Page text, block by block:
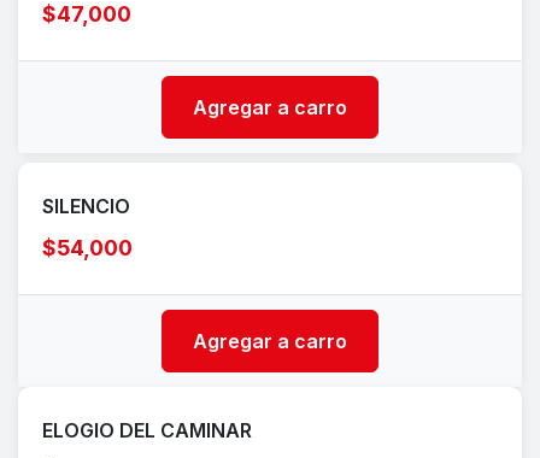
$47,000
Agregar a carro
SILENCIO
$54,000
Agregar a carro
ELOGIO DEL CAMINAR